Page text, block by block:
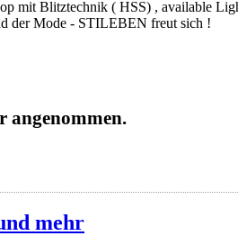
mit Blitztechnik ( HSS) , available
der Mode - STILEBEN freut sich !
angenommen.
mehr